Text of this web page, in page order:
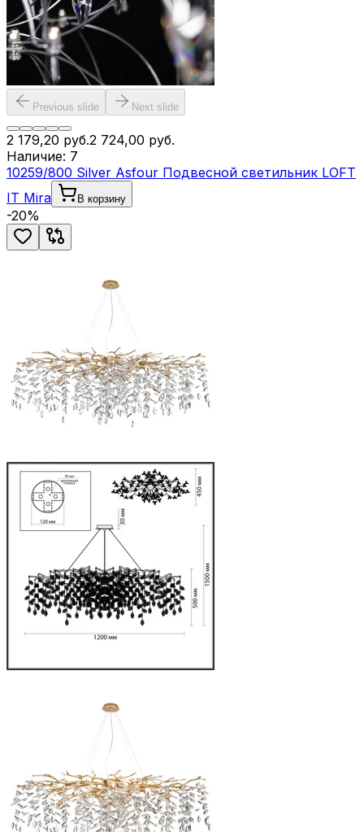
Previous slide Next slide
2 179,20 руб.2 724,00 руб.
Наличие: 7
10259/800 Silver Asfour Подвесной светильник LOFT
IT Mira
В корзину
-20%